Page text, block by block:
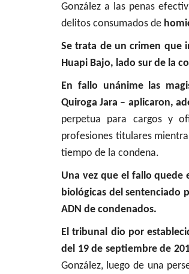
González a las penas
delitos consumados de
Se trata de un crimen que
Huapi Bajo, lado sur de la
En fallo unánime las
Quiroga Jara – aplicaron,
perpetua para cargos y
profesiones titulares
tiempo de la condena.
Una vez que el fallo quede
biológicas del sentenciado
ADN de condenados.
El tribunal dio por
del 19 de septiembre de
González, luego de una
Política
Tensión en el
a Cicardini y
Editora Julio 8, 2026